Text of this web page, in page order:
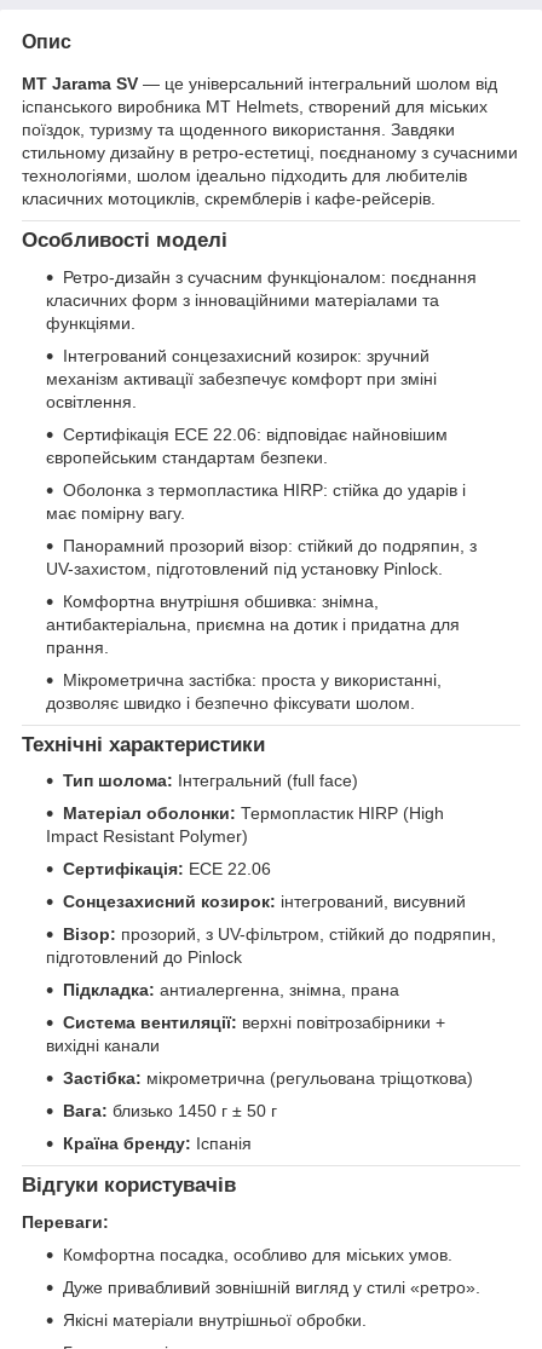
Опис
MT Jarama SV — це універсальний інтегральний шолом від
іспанського виробника MT Helmets, створений для міських
поїздок, туризму та щоденного використання. Завдяки
стильному дизайну в ретро-естетиці, поєднаному з сучасними
технологіями, шолом ідеально підходить для любителів
класичних мотоциклів, скремблерів і кафе-рейсерів.
Особливості моделі
Ретро-дизайн з сучасним функціоналом: поєднання
класичних форм з інноваційними матеріалами та
функціями.
Інтегрований сонцезахисний козирок: зручний
механізм активації забезпечує комфорт при зміні
освітлення.
Сертифікація ECE 22.06: відповідає найновішим
європейським стандартам безпеки.
Оболонка з термопластика HIRP: стійка до ударів і
має помірну вагу.
Панорамний прозорий візор: стійкий до подряпин, з
UV-захистом, підготовлений під установку Pinlock.
Комфортна внутрішня обшивка: знімна,
антибактеріальна, приємна на дотик і придатна для
прання.
Мікрометрична застібка: проста у використанні,
дозволяє швидко і безпечно фіксувати шолом.
Технічні характеристики
Тип шолома: Інтегральний (full face)
Матеріал оболонки: Термопластик HIRP (High
Impact Resistant Polymer)
Сертифікація: ECE 22.06
Сонцезахисний козирок: інтегрований, висувний
Візор: прозорий, з UV-фільтром, стійкий до подряпин,
підготовлений до Pinlock
Підкладка: антиалергенна, знімна, прана
Система вентиляції: верхні повітрозабірники +
вихідні канали
Застібка: мікрометрична (регульована тріщоткова)
Вага: близько 1450 г ± 50 г
Країна бренду: Іспанія
Відгуки користувачів
Переваги:
Комфортна посадка, особливо для міських умов.
Дуже привабливий зовнішній вигляд у стилі «ретро».
Якісні матеріали внутрішньої обробки.